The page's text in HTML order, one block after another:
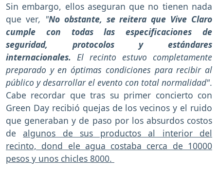
Sin embargo, ellos aseguran que no tienen nada
que ver, "No obstante, se reitera que Vive Claro
cumple con todas las especificaciones de
seguridad, protocolos y estándares
internacionales. El recinto estuvo completamente
preparado y en óptimas condiciones para recibir al
público y desarrollar el evento con total normalidad".
Cabe recordar que tras su primer concierto con
Green Day recibió quejas de los vecinos y el ruido
que generaban y de paso por los absurdos costos
dealgunos de sus productos al interior del
recinto, dond ele agua costaba cerca de 10000
pesos y unos chicles 8000.